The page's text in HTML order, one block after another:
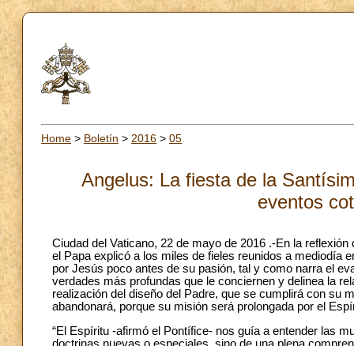
Home > Boletín > 2016 > 05
Angelus: La fiesta de la
eventos
Ciudad del Vaticano, 22 de mayo de 2016 .-En la
el Papa explicó a los miles de fieles reunidos a mediodía
por Jesús poco antes de su pasión, tal y como narra el
verdades más profundas que le conciernen y delinea la
realización del diseño del Padre, que se cumplirá con su
abandonará, porque su misión será prolongada por el
“El Espíritu -afirmó el Pontífice- nos guía a entender las